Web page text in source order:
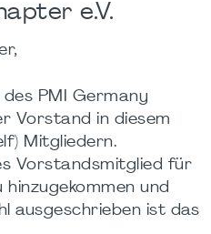
e.V.
PMI Germany
Vorstand in diesem
Mitgliedern.
Vorstandsmitglied für
und
ausgeschrieben ist das